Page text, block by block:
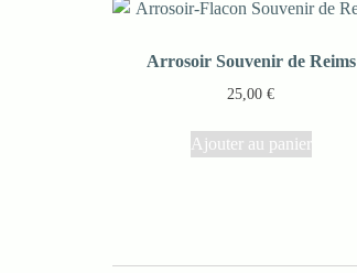
Arrosoir Souvenir de Reims
25,00€
Ajouter au panier